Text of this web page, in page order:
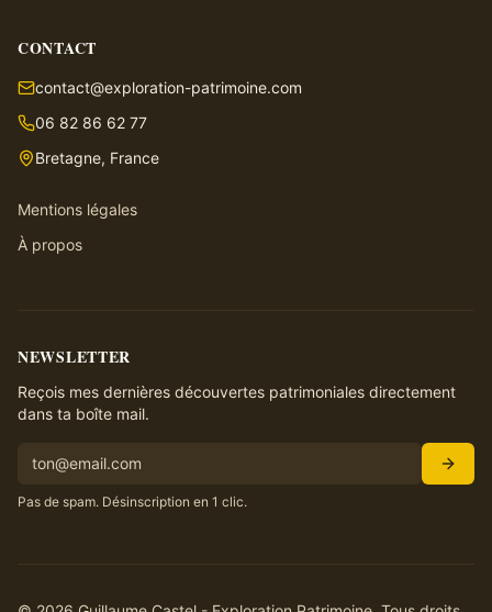
CONTACT
contact@exploration-patrimoine.com
06 82 86 62 77
Bretagne, France
Mentions légales
À propos
NEWSLETTER
Reçois mes dernières découvertes patrimoniales directement
dans ta boîte mail.
Pas de spam. Désinscription en 1 clic.